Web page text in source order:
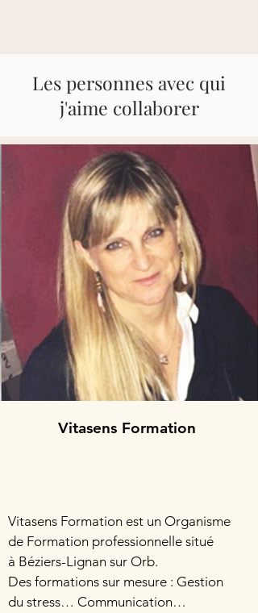
Les personnes avec qui
j'aime collaborer
Vitasens Formation
Vitasens Formation est un Organisme
de Formation professionnelle situé
à Béziers-Lignan sur Orb.
Des formations sur mesure : Gestion
du stress… Communication…